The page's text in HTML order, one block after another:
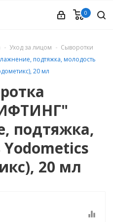
0
Уход за лицом
Сыворотки
подтяжка, молодость
20 мл
подтяжка,
20 мл
equalizer